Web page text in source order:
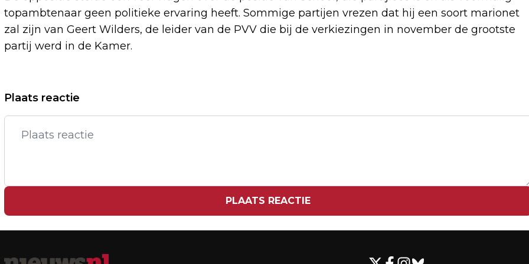
topambtenaar geen politieke ervaring heeft. Sommige partijen vrezen dat hij een soort marionet
zal zijn van Geert Wilders, de leider van de PVV die bij de verkiezingen in november de grootste
partij werd in de Kamer.
Vorig artikel
COALITIE OM: DONDERDAG TOCH NOG
DEBAT OVER DREIGENDE MESTCRISIS
AMSTERDAM MAAKT ZICH KLAAR VOOR
Plaats reactie
PLAATS REACTIE